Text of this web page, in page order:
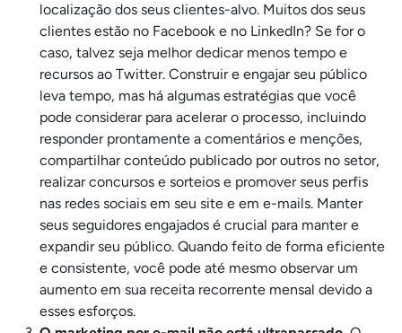
localização dos seus clientes-alvo. Muitos dos seus
clientes estão no Facebook e no LinkedIn? Se for o
caso, talvez seja melhor dedicar menos tempo e
recursos ao Twitter. Construir e engajar seu público
leva tempo, mas há algumas estratégias que você
pode considerar para acelerar o processo, incluindo
responder prontamente a comentários e menções,
compartilhar conteúdo publicado por outros no setor,
realizar concursos e sorteios e promover seus perfis
nas redes sociais em seu site e em e-mails. Manter
seus seguidores engajados é crucial para manter e
expandir seu público. Quando feito de forma eficiente
e consistente, você pode até mesmo observar um
aumento em sua receita recorrente mensal devido a
esses esforços.